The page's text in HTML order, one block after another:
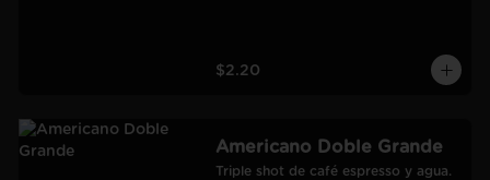
$2.20
Americano Doble Grande
Triple shot de café espresso y agua.